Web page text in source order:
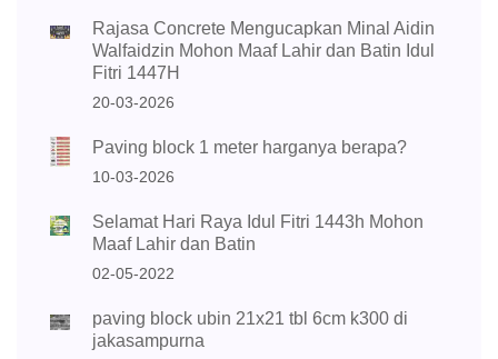
Rajasa Concrete Mengucapkan Minal Aidin
Walfaidzin Mohon Maaf Lahir dan Batin Idul
Fitri 1447H
20-03-2026
Paving block 1 meter harganya berapa?
10-03-2026
Selamat Hari Raya Idul Fitri 1443h Mohon
Maaf Lahir dan Batin
02-05-2022
paving block ubin 21x21 tbl 6cm k300 di
jakasampurna